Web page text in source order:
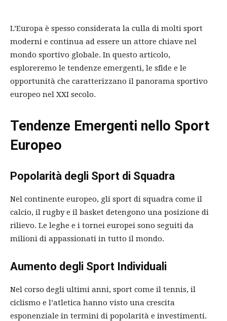
L’Europa è spesso considerata la culla di molti sport
moderni e continua ad essere un attore chiave nel
mondo sportivo globale. In questo articolo,
esploreremo le tendenze emergenti, le sfide e le
opportunità che caratterizzano il panorama sportivo
europeo nel XXI secolo.
Tendenze Emergenti nello Sport
Europeo
Popolarità degli Sport di Squadra
Nel continente europeo, gli sport di squadra come il
calcio, il rugby e il basket detengono una posizione di
rilievo. Le leghe e i tornei europei sono seguiti da
milioni di appassionati in tutto il mondo.
Aumento degli Sport Individuali
Nel corso degli ultimi anni, sport come il tennis, il
ciclismo e l’atletica hanno visto una crescita
esponenziale in termini di popolarità e investimenti.